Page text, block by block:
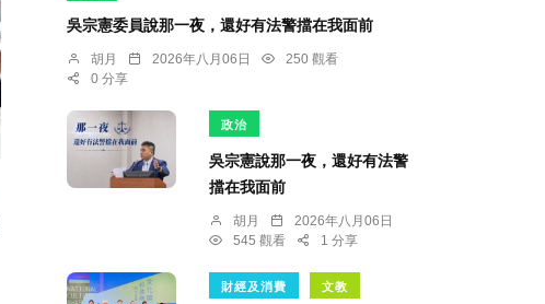
吳宗憲委員說那一夜，還好有法警擋在我面前
胡月 2026年八月06日
250 觀看
0 分享
政治
吳宗憲說那一夜，還好有法警
擋在我面前
胡月
2026年八月06日
545 觀看
1 分享
財經及消費 文教